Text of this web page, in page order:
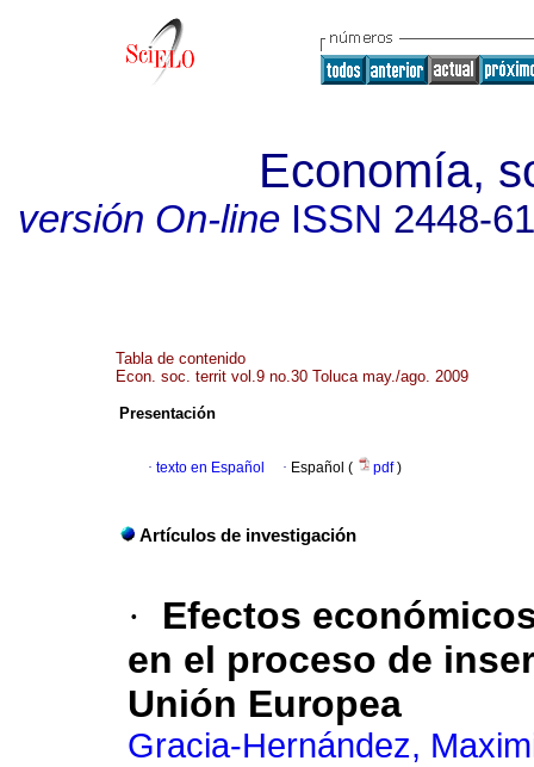
Economía,
versión On-lineISSN 2448-
Tabla de contenido
Econ. soc. territ vol.9 no.30 Toluca may./ago. 2009
Presentación
· texto en Español · Español ( pdf)
Artículos de investigación
·
Efectos
en el proceso de
Unión Europea
Gracia-Hernández,